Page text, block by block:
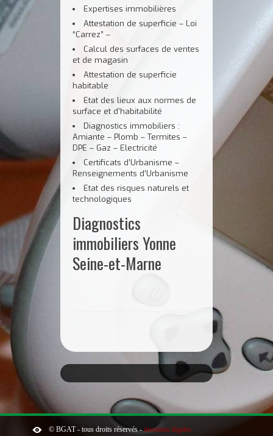
Expertises immobilières
Attestation de superficie – Loi
“Carrez” –
Calcul des surfaces de ventes
et de magasin
Attestation de superficie
habitable
Etat des lieux aux normes de
surface et d’habitabilité
Diagnostics immobiliers :
Amiante – Plomb – Termites –
DPE – Gaz – Electricité
Certificats d’Urbanisme –
Renseignements d’Urbanisme
Etat des risques naturels et
technologiques
Diagnostics
immobiliers Yonne
Seine-et-Marne
© BGAT - tous droits réservés -mentions légales